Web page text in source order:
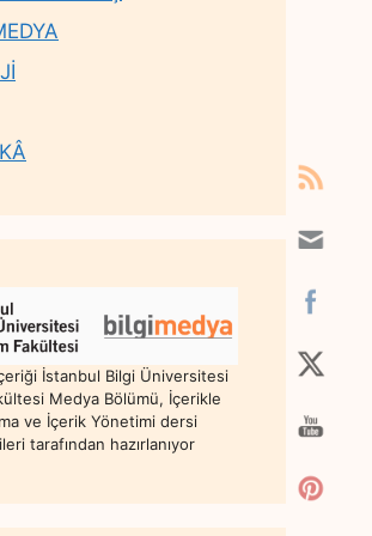
İstanbul Bilgi Üniversitesi
Medya Bölümü, İçerikle
ve İçerik Yönetimi dersi
tarafından hazırlanıyor